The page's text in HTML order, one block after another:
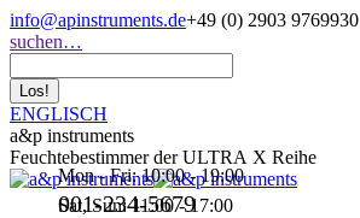
Zum
Inhalt
info@apinstruments.de+49 (0) 2903 9769930
Search:
suchen…
ENGLISCH
a&p instruments
Feuchtebestimmer der ULTRA X Reihe
Mon - Fri: 10:00 - 19:00
Sat, Sun: 11:00 - 17:00
001-234-5679